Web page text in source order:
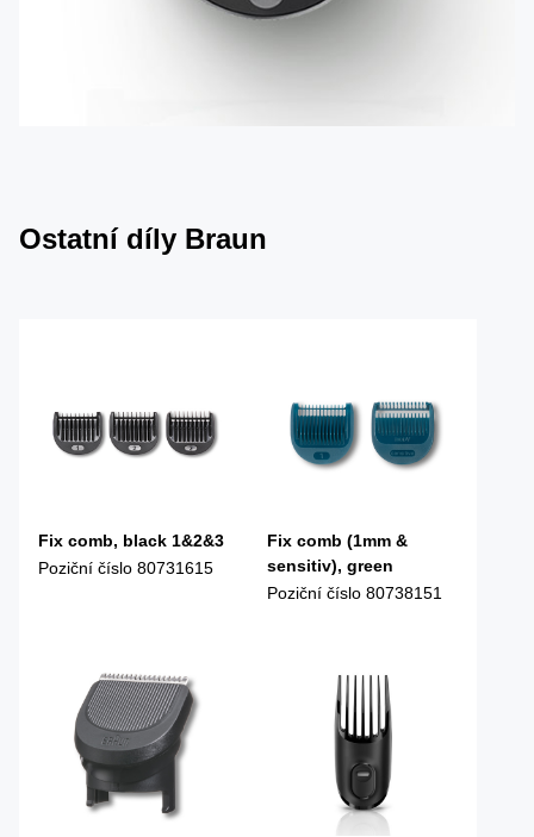
Ostatní díly Braun
Fix comb, black 1&2&3
Poziční číslo 80731615
Fix comb (1mm &
sensitiv), green
Poziční číslo 80738151